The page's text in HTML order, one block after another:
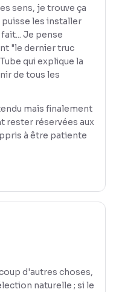
sens, je trouve ça
les installer
Je pense
"le dernier truc
qui explique la
de tous les
mais finalement
rester réservées aux
à être patiente
d'autres choses,
naturelle ; si le